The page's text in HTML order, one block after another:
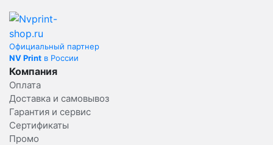
Официальный партнер
NV Print в России
Компания
Оплата
Доставка и самовывоз
Гарантия и сервис
Сертификаты
Промо